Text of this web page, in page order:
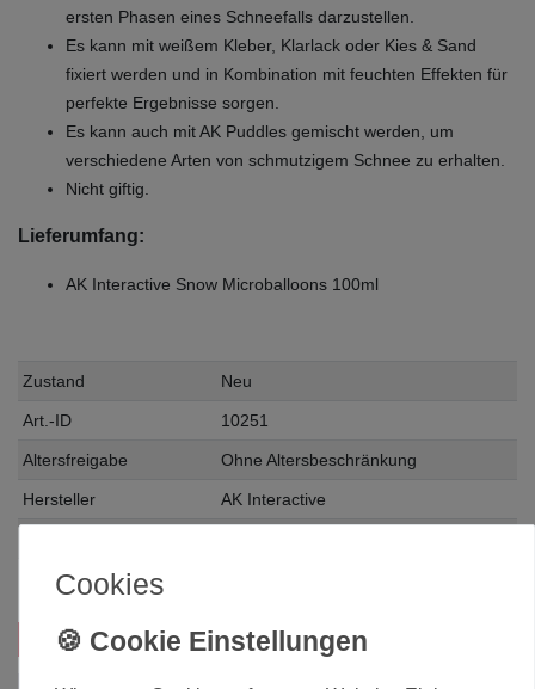
ersten Phasen eines Schneefalls darzustellen.
Es kann mit weißem Kleber, Klarlack oder Kies & Sand
fixiert werden und in Kombination mit feuchten Effekten für
perfekte Ergebnisse sorgen.
Es kann auch mit AK Puddles gemischt werden, um
verschiedene Arten von schmutzigem Schnee zu erhalten.
Nicht giftig.
Lieferumfang:
AK Interactive Snow Microballoons 100ml
Zustand Neu
Art.-ID 10251
Altersfreigabe Ohne Altersbeschränkung
Hersteller AK Interactive
Inhalt
Das passt zu diesem Produkt:
Cookies